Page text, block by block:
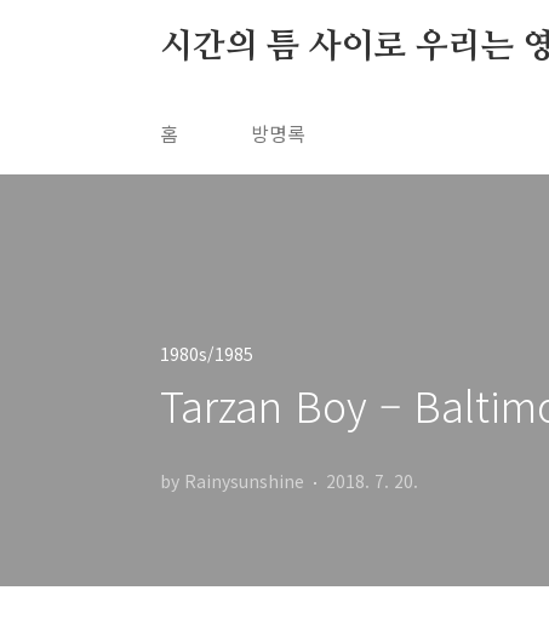
시간의 틈 사이로 우리는
홈 방명록
1980s/1985
Tarzan Boy –
by Rainysunshine 2018. 7. 20.